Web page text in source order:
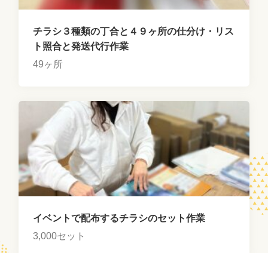
チラシ３種類の丁合と４９ヶ所の仕分け・リス
ト照合と発送代行作業
49ヶ所
イベントで配布するチラシのセット作業
3,000セット